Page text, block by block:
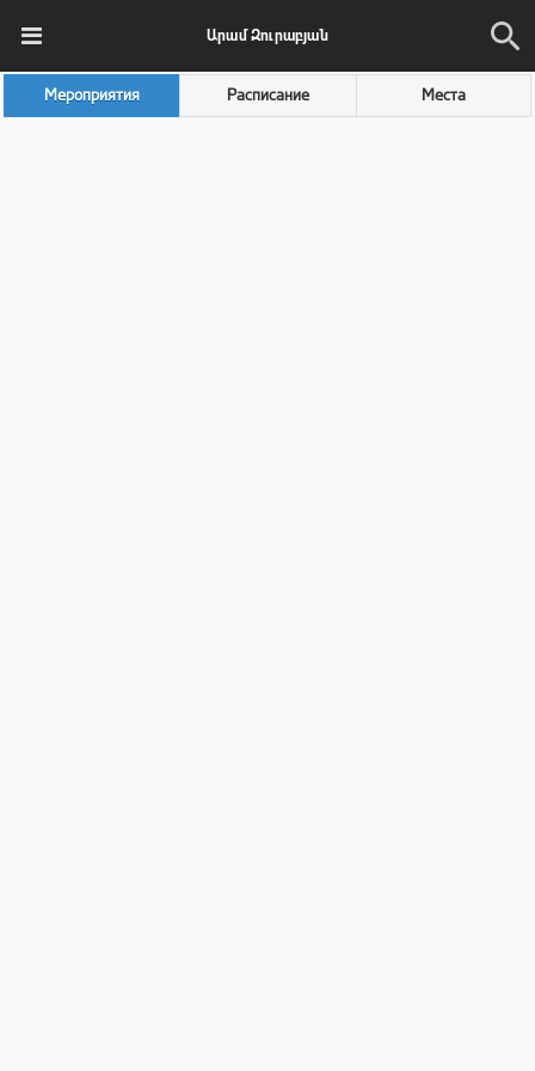
Արամ Զուրաբյան
Мероприятия Расписание Места